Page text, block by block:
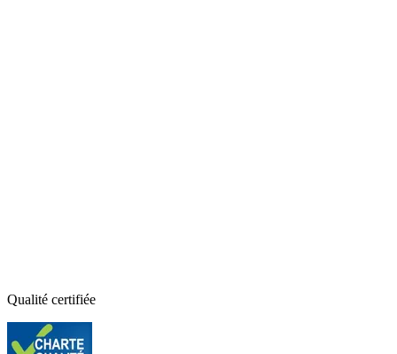
Qualité certifiée